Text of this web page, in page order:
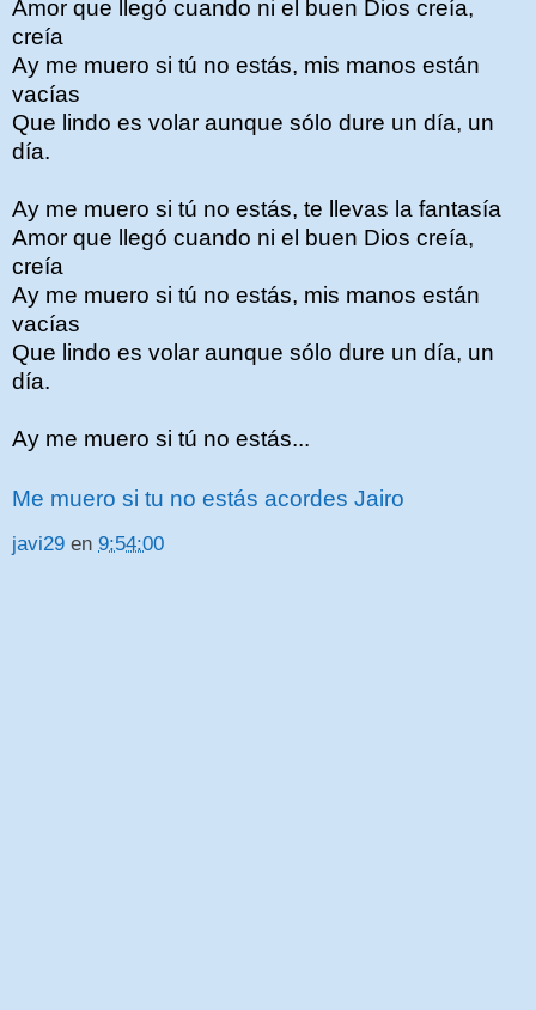
Amor que llegó cuando ni el buen Dios creía,
creía
Ay me muero si tú no estás, mis manos están
vacías
Que lindo es volar aunque sólo dure un día, un
día.
Ay me muero si tú no estás, te llevas la fantasía
Amor que llegó cuando ni el buen Dios creía,
creía
Ay me muero si tú no estás, mis manos están
vacías
Que lindo es volar aunque sólo dure un día, un
día.
Ay me muero si tú no estás...
Me muero si tu no estás acordes Jairo
javi29 en 9:54:00